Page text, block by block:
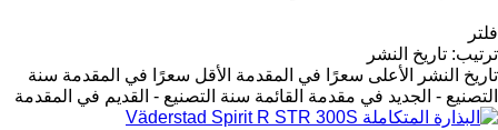
فلتر
ترتيب: تاريخ النشر
تاريخ النشر
الأعلى سعرًا في المقدمة الأقل سعرًا في المقدمة سنة
التصنيع - الجديد في مقدمة القائمة سنة التصنيع - القديم في المقدمة